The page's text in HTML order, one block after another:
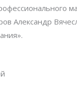
Александр